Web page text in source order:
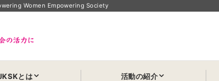
Women Empowering Society
とは 活動の紹介